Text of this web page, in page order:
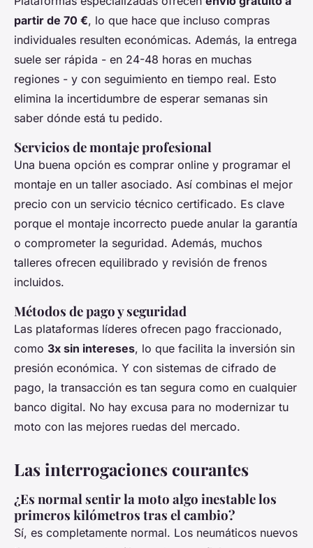
partir de 70 €, lo que hace que incluso compras
individuales resulten económicas. Además, la entrega
suele ser rápida - en 24-48 horas en muchas
regiones - y con seguimiento en tiempo real. Esto
elimina la incertidumbre de esperar semanas sin
saber dónde está tu pedido.
Servicios de montaje profesional
Una buena opción es comprar online y programar el
montaje en un taller asociado. Así combinas el mejor
precio con un servicio técnico certificado. Es clave
porque el montaje incorrecto puede anular la garantía
o comprometer la seguridad. Además, muchos
talleres ofrecen equilibrado y revisión de frenos
incluidos.
Métodos de pago y seguridad
Las plataformas líderes ofrecen pago fraccionado,
como 3x sin intereses, lo que facilita la inversión sin
presión económica. Y con sistemas de cifrado de
pago, la transacción es tan segura como en cualquier
banco digital. No hay excusa para no modernizar tu
moto con las mejores ruedas del mercado.
Las interrogaciones courantes
¿Es normal sentir la moto algo inestable los
primeros kilómetros tras el cambio?
Sí, es completamente normal. Los neumáticos nuevos